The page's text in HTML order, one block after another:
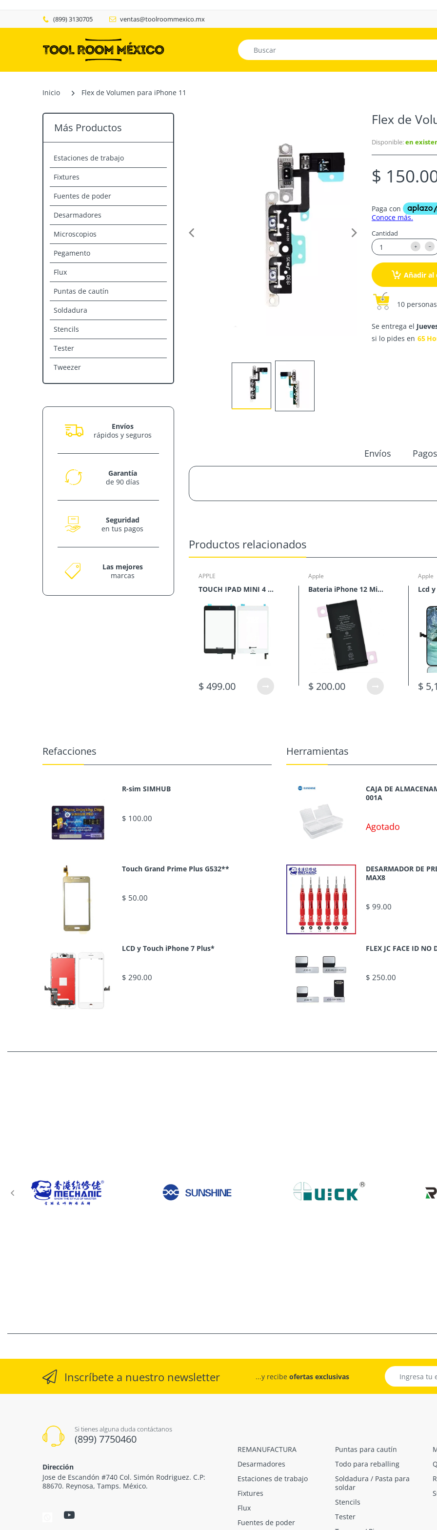
(899) 3130705 ventas@toolroommexico.mx
Inicio Flex de Volumen para iPhone 11
Más Productos
Estaciones de trabajo
Fixtures
Fuentes de poder
Desarmadores
Microscopios
Pegamento
Flux
Puntas de cautín
Soldadura
Stencils
Tester
Tweezer
Envíos
rápidos y seguros
Garantía
de 90 días
Seguridad
en tus pagos
Las mejores
marcas
Flex de
Disponible:en
$
Cantidad
Añadir al
10
Se entrega el
si lo pides en 65
Envíos Pagos
Productos relacionados
APPLE
TOUCH IPAD MINI 4 CON HOME
$ 499.00
Apple
Bateria iPhone 12 Mini*
$ 200.00
Apple
$
Refacciones
R-sim SIMHUB
$ 100.00
Touch Grand Prime Plus G532**
$ 50.00
LCD y Touch iPhone 7 Plus*
$ 290.00
Herramientas
CAJA DE
001A
Agotado
DESARMADOR DE
MAX8
$ 99.00
FLEX JC FACE ID NO
$ 250.00
Inscríbete a nuestro newsletter ...y recibe ofertas exclusivas
Si tienes alguna duda contáctanos
(899) 7750460
Dirección
Jose de Escandón #740 Col. Simón Rodriguez. C.P:
88670. Reynosa, Tamps. México.
REMANUFACTURA
Desarmadores
Estaciones de trabajo
Fixtures
Flux
Fuentes de poder
Puntas para cautín
Todo para reballing
Soldadura / Pasta para
soldar
Stencils
Tester